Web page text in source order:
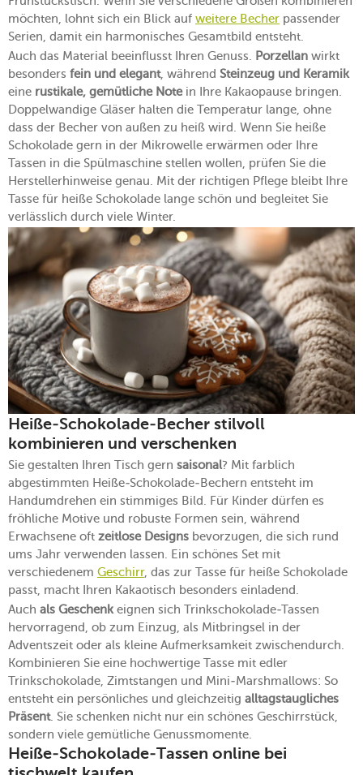
möchten, lohnt sich ein Blick auf weitere Becher passender
Serien, damit ein harmonisches Gesamtbild entsteht.
Auch das Material beeinflusst Ihren Genuss. Porzellan wirkt
besonders fein und elegant, während Steinzeug und Keramik
eine rustikale, gemütliche Notein Ihre Kakaopause bringen.
Doppelwandige Gläser halten die Temperatur lange, ohne
dass der Becher von außen zu heiß wird. Wenn Sie heiße
Schokolade gern in der Mikrowelle erwärmen oder Ihre
Tassen in die Spülmaschine stellen wollen, prüfen Sie die
Herstellerhinweise genau. Mit der richtigen Pflege bleibt Ihre
Tasse für heiße Schokolade lange schön und begleitet Sie
verlässlich durch viele Winter.
Heiße-Schokolade-Becher stilvoll
kombinieren und verschenken
Sie gestalten Ihren Tisch gern saisonal? Mit farblich
abgestimmten Heiße-Schokolade-Bechern entsteht im
Handumdrehen ein stimmiges Bild. Für Kinder dürfen es
fröhliche Motive und robuste Formen sein, während
Erwachsene oft zeitlose Designs bevorzugen, die sich rund
ums Jahr verwenden lassen. Ein schönes Set mit
verschiedenem Geschirr, das zur Tasse für heiße Schokolade
passt, macht Ihren Kakaotisch besonders einladend.
Auch als Geschenkeignen sich Trinkschokolade-Tassen
hervorragend, ob zum Einzug, als Mitbringsel in der
Adventszeit oder als kleine Aufmerksamkeit zwischendurch.
Kombinieren Sie eine hochwertige Tasse mit edler
Trinkschokolade, Zimtstangen und Mini-Marshmallows: So
entsteht ein persönliches und gleichzeitig alltagstaugliches
Präsent. Sie schenken nicht nur ein schönes Geschirrstück,
sondern viele gemütliche Genussmomente.
Heiße-Schokolade-Tassen online bei